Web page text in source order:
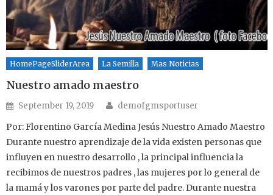
HomePageSliderArea La Semilla Mas Noticias
Nuestro amado maestro
Posted on
September 19, 2019 Author
demofgmsportuser
Por: Florentino García Medina Jesús Nuestro Amado Maestro
Durante nuestro aprendizaje de la vida existen personas que
influyen en nuestro desarrollo , la principal influencia la
recibimos de nuestros padres , las mujeres por lo general de
la mamá y los varones por parte del padre. Durante nuestra